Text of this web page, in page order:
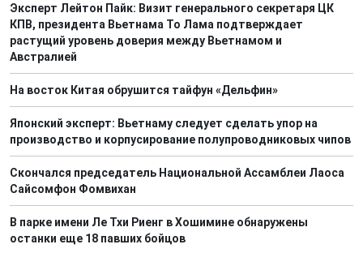
Эксперт Лейтон Пайк: Визит генерального секретаря ЦК
КПВ, президента Вьетнама То Лама подтверждает
растущий уровень доверия между Вьетнамом и
Австралией
На восток Китая обрушится тайфун «Дельфин»
Японский эксперт: Вьетнаму следует сделать упор на
производство и корпусирование полупроводниковых чипов
Скончался председатель Национальной Ассамблеи Лаоса
Сайсомфон Фомвихан
В парке имени Ле Тхи Риенг в Хошимине обнаружены
останки еще 18 павших бойцов